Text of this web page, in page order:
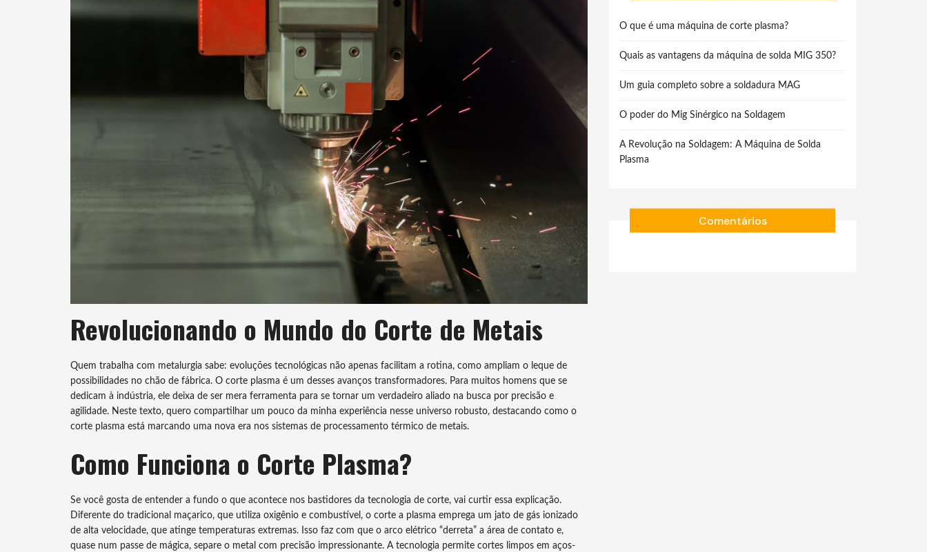
Revolucionando o Mundo do Corte de Metais
Quem trabalha com metalurgia sabe: evoluções tecnológicas não apenas facilitam a rotina, como ampliam o leque de
possibilidades no chão de fábrica. O corte plasma é um desses avanços transformadores. Para muitos homens que se
dedicam à indústria, ele deixa de ser mera ferramenta para se tornar um verdadeiro aliado na busca por precisão e
agilidade. Neste texto, quero compartilhar um pouco da minha experiência nesse universo robusto, destacando como o
corte plasma está marcando uma nova era nos sistemas de processamento térmico de metais.
Como Funciona o Corte Plasma?
Se você gosta de entender a fundo o que acontece nos bastidores da tecnologia de corte, vai curtir essa explicação.
Diferente do tradicional maçarico, que utiliza oxigênio e combustível, o corte a plasma emprega um jato de gás ionizado
de alta velocidade, que atinge temperaturas extremas. Isso faz com que o arco elétrico “derreta” a área de contato e,
quase num passe de mágica, separe o metal com precisão impressionante. A tecnologia permite cortes limpos em aços-
O que é uma máquina de corte plasma?
Quais as vantagens da máquina de solda MIG 350?
Um guia completo sobre a soldadura MAG
O poder do Mig Sinérgico na Soldagem
A Revolução na Soldagem: A Máquina de Solda
Plasma
Comentários